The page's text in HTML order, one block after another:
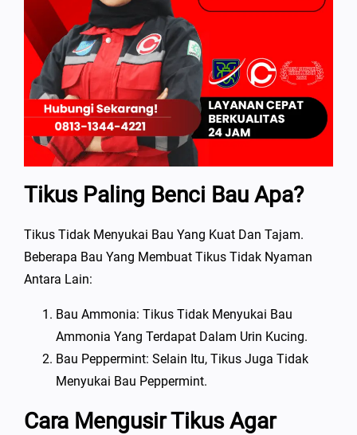
Tikus Paling Benci Bau Apa?
Tikus Tidak Menyukai Bau Yang Kuat Dan Tajam.
Beberapa Bau Yang Membuat Tikus Tidak Nyaman
Antara Lain:
Bau Ammonia: Tikus Tidak Menyukai Bau
Ammonia Yang Terdapat Dalam Urin Kucing.
Bau Peppermint: Selain Itu, Tikus Juga Tidak
Menyukai Bau Peppermint.
Cara Mengusir Tikus Agar